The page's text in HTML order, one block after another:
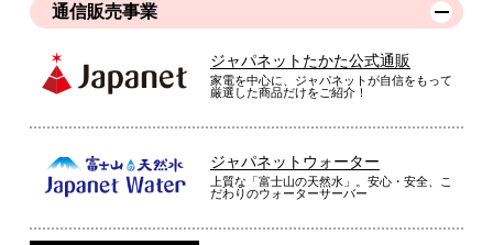
通信販売事業
ジャパネットたかた公式通販
家電を中心に、ジャパネットが自信をもって
厳選した商品だけをご紹介！
ジャパネットウォーター
上質な「富士山の天然水」。安心・安全、こ
だわりのウォーターサーバー